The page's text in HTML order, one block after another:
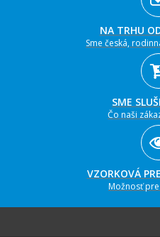
NA TRHU
Sme česká,
SME
Čo naši
VZORKOVÁ
Možnosť